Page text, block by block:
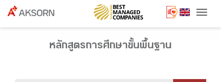
หลักสูตรการศึกษาขั้นพื้นฐาน